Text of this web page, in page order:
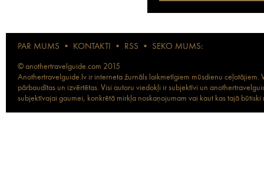
PAR MUMS • KONTAKTI • RSS • SEKO MUMS:
© anothertravelguide.com 2015
Anothertravelguide.lv ir interneta žurnāls laikmetīgiem mūsdienu
pārbaudītas un izvērtētas. Visi autoru viedokļi ir subjektīvi un
subjektīvajai gaumei, konkrētā mirkļa noskaņojumam vai kaut kas tajā